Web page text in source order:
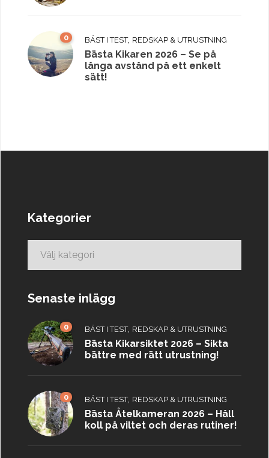
0 BÄST I TEST, REDSKAP & UTRUSTNING
Bästa Kikaren 2026 – Se på
långa avstånd på ett enkelt
sätt!
Kategorier
Senaste inlägg
0 BÄST I TEST, REDSKAP & UTRUSTNING
Bästa Kikarsiktet 2026 – Sikta
bättre med rätt utrustning!
0 BÄST I TEST, REDSKAP & UTRUSTNING
Bästa Åtelkameran 2026 – Håll
koll på viltet och deras rutiner!